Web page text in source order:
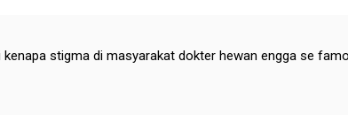
kenapa stigma di masyarakat dokter hewan engga se